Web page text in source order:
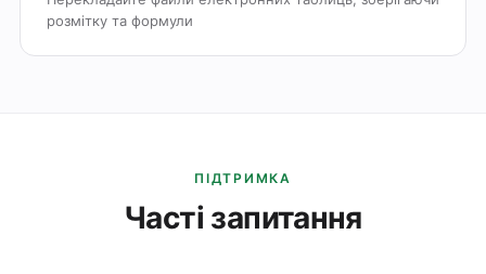
розмітку та формули
ПІДТРИМКА
Часті запитання